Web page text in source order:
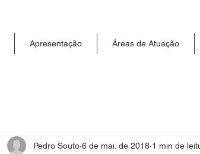
Apresentação Áreas de Atuação
Pedro Souto 6 de mai. de 2018 1 min de